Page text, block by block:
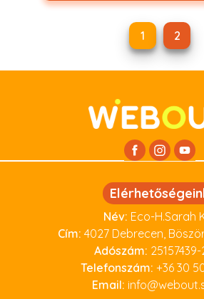
1 2
Név: Eco-H.Sarah
Cím: 4027 Debrecen,
Adószám:
Telefonszám: +36 30
Email: